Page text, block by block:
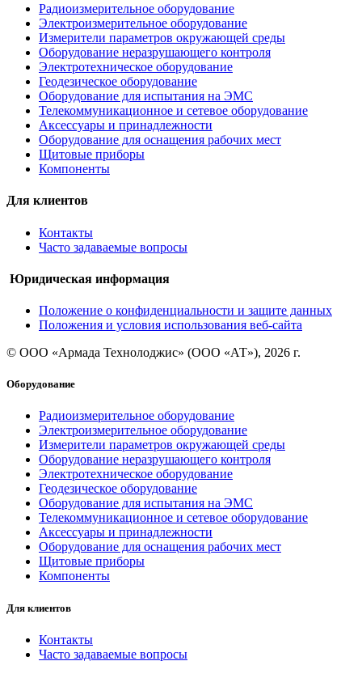
Радиоизмерительное оборудование
Электроизмерительное оборудование
Измерители параметров окружающей среды
Оборудование неразрушающего контроля
Электротехническое оборудование
Геодезическое оборудование
Оборудование для испытания на ЭМС
Телекоммуникационное и сетевое оборудование
Аксессуары и принадлежности
Оборудование для оснащения рабочих мест
Щитовые приборы
Компоненты
Для клиентов
Контакты
Часто задаваемые вопросы
Юридическая информация
Положение о конфиденциальности и защите данных
Положения и условия использования веб-сайта
© ООО «Армада Технолоджис» (ООО «АТ»), 2026 г.
Оборудование
Радиоизмерительное оборудование
Электроизмерительное оборудование
Измерители параметров окружающей среды
Оборудование неразрушающего контроля
Электротехническое оборудование
Геодезическое оборудование
Оборудование для испытания на ЭМС
Телекоммуникационное и сетевое оборудование
Аксессуары и принадлежности
Оборудование для оснащения рабочих мест
Щитовые приборы
Компоненты
Для клиентов
Контакты
Часто задаваемые вопросы